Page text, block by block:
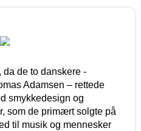
da de to danskere -
Adamsen – rettede
smykkedesign og
som de primært solgte på
til musik og mennesker